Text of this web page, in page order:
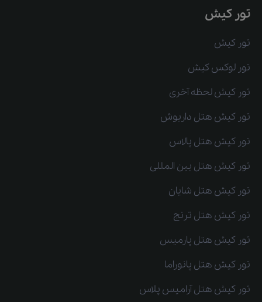
تور کیش
تور کیش
تور لوکس کیش
تور کیش لحظه آخری
تور کیش هتل داریوش
تور کیش هتل پالاس
تور کیش هتل بین المللی
تور کیش هتل شایان
تور کیش هتل ترنج
تور کیش هتل پارمیس
تور کیش هتل پانوراما
تور کیش هتل آرامیس پلاس